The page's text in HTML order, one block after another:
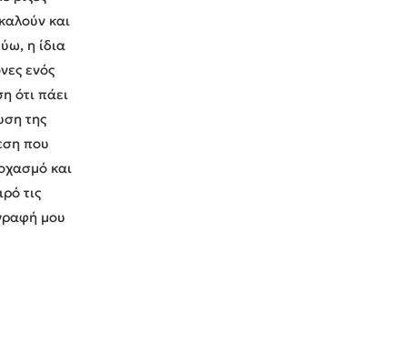
και
η ίδια
ενός
ότι πάει
της
που
και
τις
μου